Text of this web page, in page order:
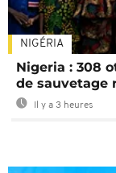
NIGÉRIA
Nigeria : 308
de sauvetage
Il y a 3 heures